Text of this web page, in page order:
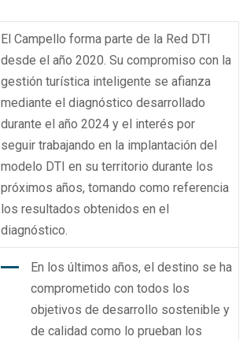
El Campello forma parte de la Red DTI
desde el año 2020. Su compromiso con la
gestión turística inteligente se afianza
mediante el diagnóstico desarrollado
durante el año 2024 y el interés por
seguir trabajando en la implantación del
modelo DTI en su territorio durante los
próximos años, tomando como referencia
los resultados obtenidos en el
diagnóstico.
En los últimos años, el destino se ha
comprometido con todos los
objetivos de desarrollo sostenible y
de calidad como lo prueban los